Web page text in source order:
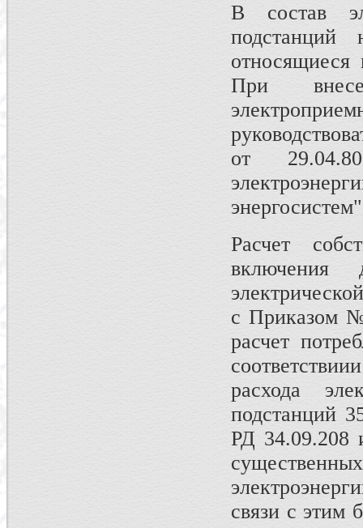
В состав
подстанций
относящиеся
При
от
энергосистем"
Расчет
включения
с Приказом
расчет
расхода
подстанций
РД 34.09.208
связи с этим